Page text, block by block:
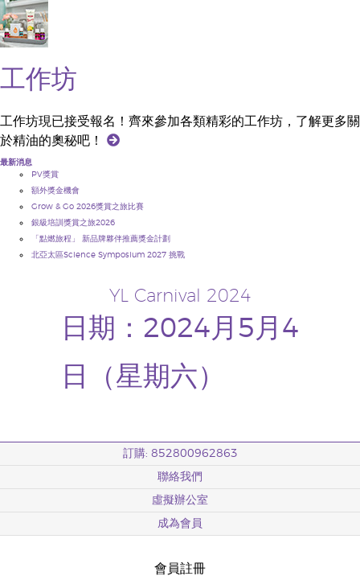
YL Carnival 2024
日期：2024月5月4
日（星期六）
工作坊
工作坊現已接受報名！齊來參加各類精彩的工作坊，了解更多關
於精油的奧秘吧！
最新消息
PV獎賞
額外獎金機會
Grow & Go 2026獎賞之旅比賽
銀級培訓獎賞之旅2026
「點燃旅程」 新品牌夥伴推薦獎金計劃
北亞太區Science Symposium 2027 挑戰
訂購: 852800962863
聯絡我們
虛擬辦公室
成為會員
會員註冊